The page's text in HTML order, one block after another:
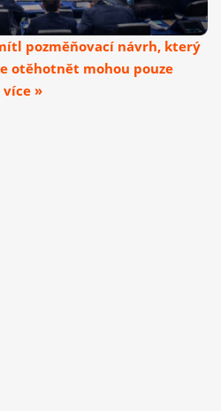
pozměňovací návrh, který
otěhotnět mohou pouze
»